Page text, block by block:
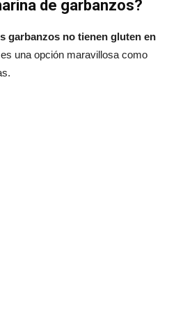
de garbanzos?
garbanzos no tienen gluten en
una opción maravillosa como